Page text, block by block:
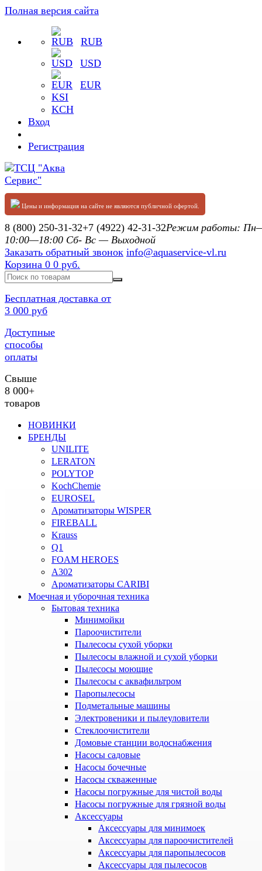
Полная версия сайта
RUB
USD
EUR
KSI
KCH
Вход
Регистрация
Цены и информация на сайте не являются публичной офертой.
8 (800) 250-31-32+7 (4922) 42-31-32Режим работы:
10:00—18:00 Сб- Вс — Выходной
Заказать обратный звонок info@aquaservice-vl.ru
Корзина 0 0 руб.
Бесплатная доставка от
3 000 руб
Доступные
способы
оплаты
Свыше
8 000+
товаров
НОВИНКИ
БРЕНДЫ
UNILITE
LERATON
POLYTOP
KochChemie
EUROSEL
Ароматизаторы WISPER
FIREBALL
Krauss
Q1
FOAM HEROES
A302
Ароматизаторы CARIBI
Моечная и уборочная техника
Бытовая техника
Минимойки
Пароочистители
Пылесосы сухой уборки
Пылесосы влажной и сухой уборки
Пылесосы моющие
Пылесосы с аквафильтром
Паропылесосы
Подметальные машины
Электровеники и пылеуловители
Стеклоочистители
Домовые станции водоснабжения
Насосы садовые
Насосы бочечные
Насосы скваженные
Насосы погружные для чистой воды
Насосы погружные для грязной воды
Аксессуары
Аксессуары для минимоек
Аксессуары для пароочистителей
Аксессуары для паропылесосов
Аксессуары для пылесосов